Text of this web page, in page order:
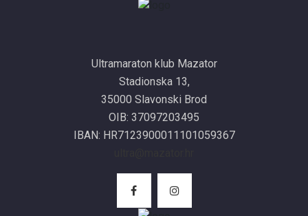
Ultramaraton klub Mazator
Stadionska 13,
35000 Slavonski Brod
OIB: 37097203495
IBAN: HR7123900011101059367